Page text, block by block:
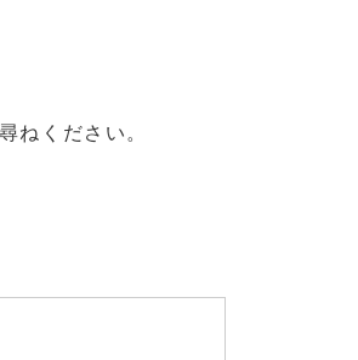
ねください。